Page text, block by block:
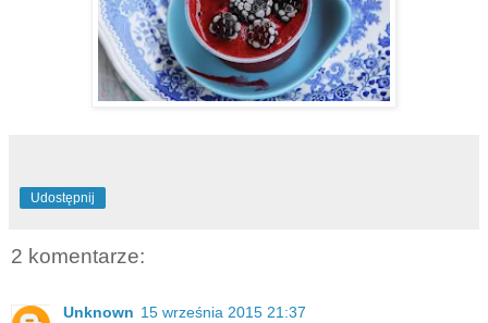
Udostępnij
2 komentarze:
Unknown 15 września 2015 21:37